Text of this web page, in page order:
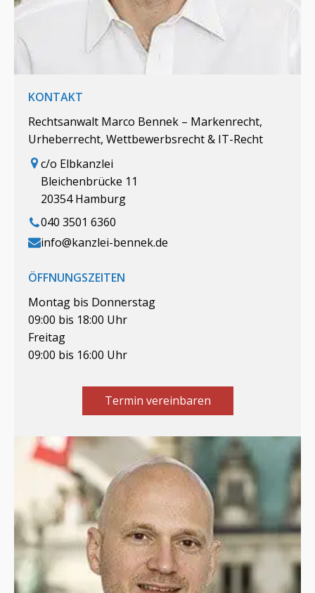
KONTAKT
Rechtsanwalt Marco Bennek – Markenrecht,
Urheberrecht, Wettbewerbsrecht & IT-Recht
c/o Elbkanzlei
Bleichenbrücke 11
20354 Hamburg
040 3501 6360
info@kanzlei-bennek.de
ÖFFNUNGSZEITEN
Montag bis Donnerstag
09:00 bis 18:00 Uhr
Freitag
09:00 bis 16:00 Uhr
Termin vereinbaren